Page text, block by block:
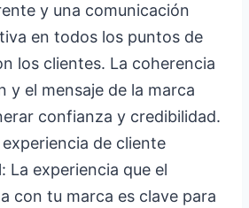
y una comunicación
en todos los puntos de
los clientes. La coherencia
y el mensaje de la marca
confianza y credibilidad.
experiencia de cliente
La experiencia que el
con tu marca es clave para